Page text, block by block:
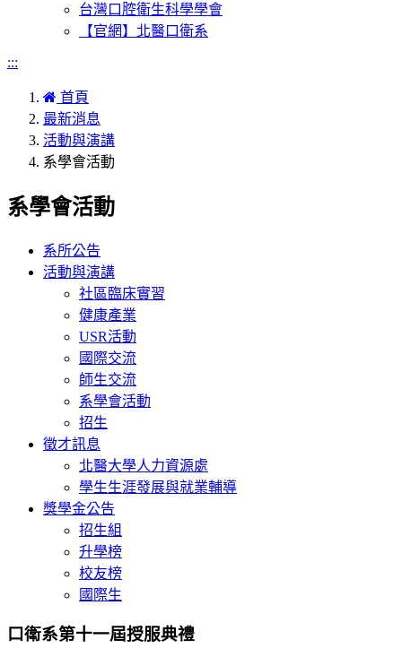
台灣口腔衛生科學學會
【官網】北醫口衛系
:::
首頁
最新消息
活動與演講
系學會活動
系學會活動
系所公告
活動與演講
社區臨床實習
健康產業
USR活動
國際交流
師生交流
系學會活動
招生
徵才訊息
北醫大學人力資源處
學生生涯發展與就業輔導
獎學金公告
招生組
升學榜
校友榜
國際生
口衛系第十一屆授服典禮